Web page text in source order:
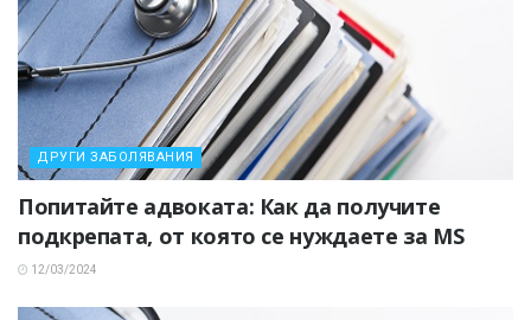
ДРУГИ ЗАБОЛЯВАНИЯ
Попитайте адвоката: Как да получите
подкрепата, от която се нуждаете за MS
12/03/2024